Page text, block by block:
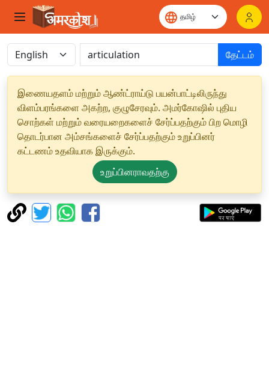
தேட்டம்
இணையதளம் மற்றும் ஆண்ட்ராய்டு பயன்பாட்டிலிருந்து
விளம்பரங்களை அகற்ற, குழுசேரவும். அமர்கோஷில் புதிய
சொற்கள் மற்றும் வரையறைகளைச் சேர்ப்பதற்கும் பிற மொழி
தொடர்பான அம்சங்களைச் சேர்ப்பதற்கும் உறுப்பினர்
கட்டணம் உதவியாக இருக்கும்.
உறுப்பினராவதற்கு